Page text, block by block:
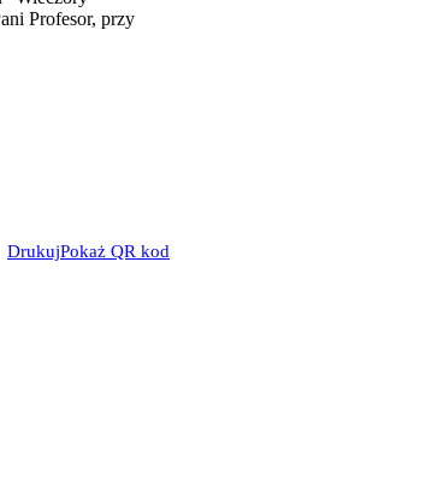
Profesor, przy
DrukujPokaż QR kod